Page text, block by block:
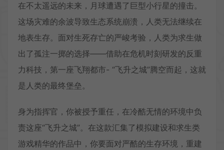
在不太遥远的未来，月球遭遇了巨型小行星的撞击。
这场灾难的余波导致生态系统崩溃，人类无法继续在
地表生存。面对生死存亡的严峻考验，人类为求生做
出了孤注一掷的选择——借助在危机时刻研发的反重
力科技，第一座飞翔都市- “飞升之城”腾空而起，这就
是人类的最终堡垒。
身为指挥官，你被授予重任，在冷酷无情的环境中负
责这座“飞升之城”。在这款汇集了模拟建设和求生类
游戏精华的作品中，你要面对严酷的生存环境，重建